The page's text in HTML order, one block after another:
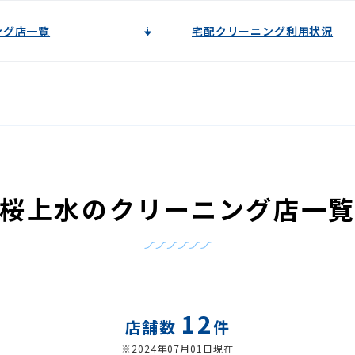
店一覧 宅配クリーニング利用状況
桜上水のクリーニング店一覧
店舗数 12件
※2024年07月01日現在